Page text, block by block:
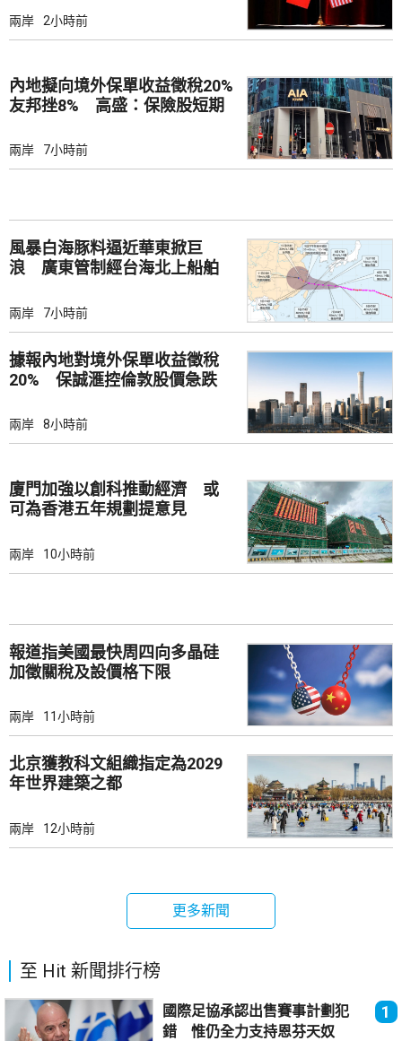
兩岸 2小時前
內地擬向境外保單收益徵稅20%
友邦挫8% 高盛：保險股短期
兩岸 7小時前
風暴白海豚料逼近華東掀巨
浪 廣東管制經台海北上船舶
兩岸 7小時前
據報內地對境外保單收益徵稅
20% 保誠滙控倫敦股價急跌
兩岸 8小時前
廈門加強以創科推動經濟 或
可為香港五年規劃提意見
兩岸 10小時前
報道指美國最快周四向多晶硅
加徵關稅及設價格下限
兩岸 11小時前
北京獲教科文組織指定為2029
年世界建築之都
兩岸 12小時前
更多新聞
至 Hit 新聞排行榜
國際足協承認出售賽事計劃犯
錯 惟仍全力支持恩芬天奴
1